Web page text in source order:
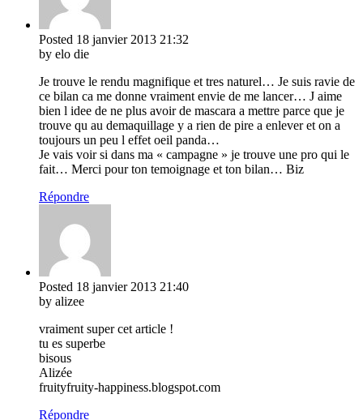
Posted 18 janvier 2013 21:32
by elo die
Je trouve le rendu magnifique et tres naturel… Je suis ravie de
ce bilan ca me donne vraiment envie de me lancer… J aime
bien l idee de ne plus avoir de mascara a mettre parce que je
trouve qu au demaquillage y a rien de pire a enlever et on a
toujours un peu l effet oeil panda…
Je vais voir si dans ma « campagne » je trouve une pro qui le
fait… Merci pour ton temoignage et ton bilan… Biz
Répondre
Posted 18 janvier 2013 21:40
by alizee
vraiment super cet article !
tu es superbe
bisous
Alizée
fruityfruity-happiness.blogspot.com
Répondre